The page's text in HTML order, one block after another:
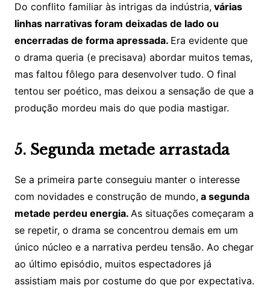
Do conflito familiar às intrigas da indústria,várias
linhas narrativas foram deixadas de lado ou
encerradas de forma apressada. Era evidente que
o drama queria (e precisava) abordar muitos temas,
mas faltou fôlego para desenvolver tudo. O final
tentou ser poético, mas deixou a sensação de que a
produção mordeu mais do que podia mastigar.
5. Segunda metade arrastada
Se a primeira parte conseguiu manter o interesse
com novidades e construção de mundo,a segunda
metade perdeu energia. As situações começaram a
se repetir, o drama se concentrou demais em um
único núcleo e a narrativa perdeu tensão. Ao chegar
ao último episódio, muitos espectadores já
assistiam mais por costume do que por expectativa.